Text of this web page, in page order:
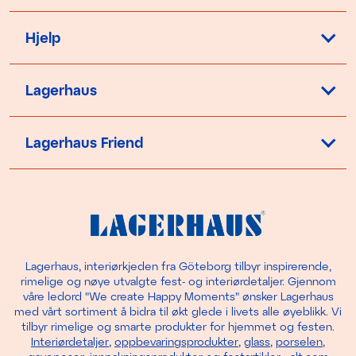
Hjelp
Lagerhaus
Lagerhaus Friend
Lagerhaus, interiørkjeden fra Göteborg tilbyr inspirerende,
rimelige og nøye utvalgte fest- og interiørdetaljer. Gjennom
våre ledord "We create Happy Moments" ønsker Lagerhaus
med vårt sortiment å bidra til økt glede i livets alle øyeblikk. Vi
tilbyr rimelige og smarte produkter for hjemmet og festen.
Interiørdetaljer, oppbevaringsprodukter, glass, porselen,